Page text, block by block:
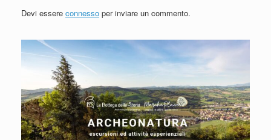
Devi essere connesso per inviare un commento.